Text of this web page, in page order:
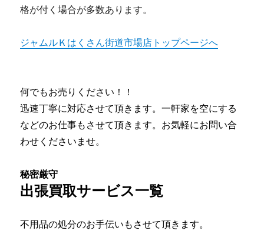
格が付く場合が多数あります。
ジャムルＫはくさん街道市場店トップページへ
何でもお売りください！！
迅速丁寧に対応させて頂きます。一軒家を空にする
などのお仕事もさせて頂きます。お気軽にお問い合
わせくださいませ。
秘密厳守
出張買取サービス一覧
不用品の処分のお手伝いもさせて頂きます。